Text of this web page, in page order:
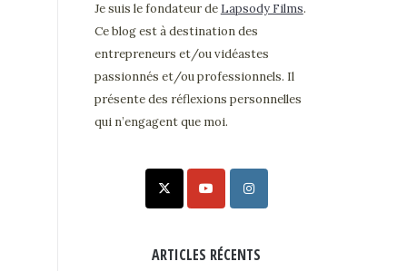
Je suis le fondateur de Lapsody Films.
Ce blog est à destination des
entrepreneurs et/ou vidéastes
passionnés et/ou professionnels. Il
présente des réflexions personnelles
qui n’engagent que moi.
ARTICLES RÉCENTS